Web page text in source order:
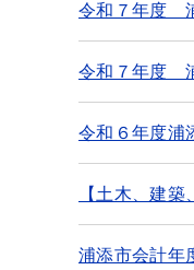
令和７年度
令和７年度
令和６年度浦
【土木、建
浦添市会計年